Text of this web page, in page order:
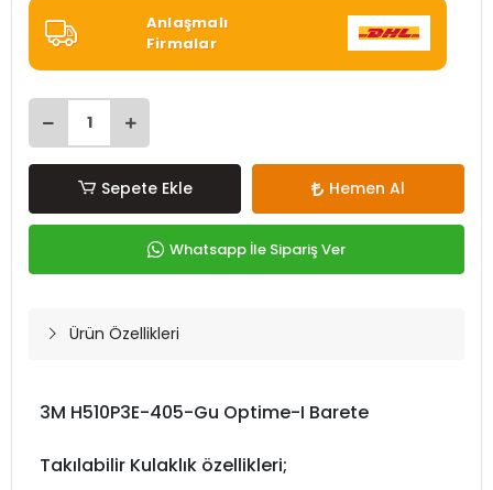
Anlaşmalı
Firmalar
Sepete Ekle Hemen Al
Whatsapp İle Sipariş Ver
Ürün Özellikleri
3M H510P3E-405-Gu Optime-I Barete
Takılabilir Kulaklık özellikleri;